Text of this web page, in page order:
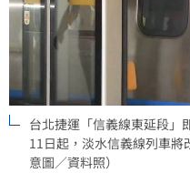
台北捷運「信義線東延段」
11日起，淡水信義線列車
意圖／資料照）